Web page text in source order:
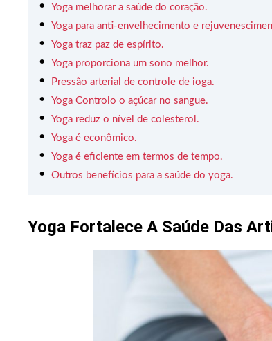
Yoga melhorar a saúde do coração.
Yoga para anti-envelhecimento e
Yoga traz paz de espírito.
Yoga proporciona um sono melhor.
Pressão arterial de controle de ioga.
Yoga Controlo o açúcar no sangue.
Yoga reduz o nível de colesterol.
Yoga é econômico.
Yoga é eficiente em termos de tempo.
Outros benefícios para a saúde do yoga.
Yoga Fortalece A Saúde Das